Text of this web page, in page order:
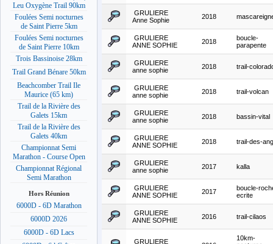
Leu Oxygène Trail 90km
Foulées Semi nocturnes
de Saint Pierre 5km
Foulées Semi nocturnes
de Saint Pierre 10km
Trois Bassinoise 28km
Trail Grand Bénare 50km
Beachcomber Trail Ile
Maurice (65 km)
Trail de la Rivière des
Galets 15km
Trail de la Rivière des
Galets 40km
Championnat Semi
Marathon - Course Open
Championnat Régional
Semi Marathon
Hors Réunion
6000D - 6D Marathon
6000D 2026
6000D - 6D Lacs
GRULIERE
Anne Sophie
2018
GRULIERE
ANNE SOPHIE
2018
boucle-
parapente
GRULIERE
anne sophie
2018 trail-
GRULIERE
anne sophie
2018 trail-volcan
GRULIERE
anne sophie
2018 bassin-vital
GRULIERE
ANNE SOPHIE
2018 trail-des-
GRULIERE
anne sophie
2017 kalla
GRULIERE
ANNE SOPHIE
2017
boucle-
ecrite
GRULIERE
ANNE SOPHIE
2016 trail-cilaos
GRULIERE
10km-